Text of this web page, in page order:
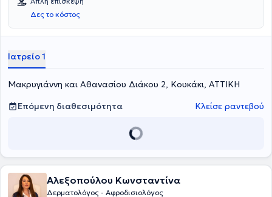
χώρος υψηλής αισθητικής με άρτιο και τελευταίας τεχνολογίας
εξοπλισμό στον οποίο παρέχονται υψηλής ποιότητας υπηρεσίες
κλινικής Δερματολογίας Παίδων και Ενηλίκων, Αισθητικής
Δες το κόστος
Ιατρείο 1
Μακρυγιάννη και Αθανασίου Διάκου 2, Κουκάκι, ΑΤΤΙΚΗ
Επόμενη διαθεσιμότητα
Κλείσε ραντεβού
Αλεξοπούλου Κωνσταντίνα
Δερματολόγος - Αφροδισιολόγος